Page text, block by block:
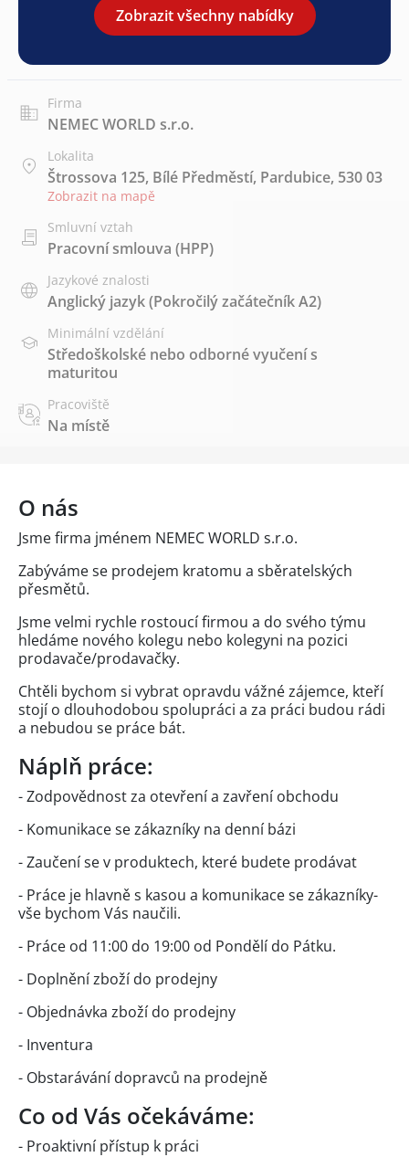
Zobrazit všechny nabídky
Firma
NEMEC WORLD s.r.o.
Lokalita
Štrossova 125, Bílé Předměstí, Pardubice, 530 03
Zobrazit na mapě
Smluvní vztah
Pracovní smlouva (HPP)
Jazykové znalosti
Anglický jazyk(Pokročilý začátečník A2)
Minimální vzdělání
Středoškolské nebo odborné vyučení s
maturitou
Pracoviště
Na místě
O nás
Jsme firma jménem NEMEC WORLD s.r.o.
Zabýváme se prodejem kratomu a sběratelských
přesmětů.
Jsme velmi rychle rostoucí firmou a do svého týmu
hledáme nového kolegu nebo kolegyni na pozici
prodavače/pro­davačky.
Chtěli bychom si vybrat opravdu vážné zájemce, kteří
stojí o dlouhodobou spolupráci a za práci budou rádi
a nebudou se práce bát.
Náplň práce:
- Zodpovědnost za otevření a zavření obchodu
- Komunikace se zákazníky na denní bázi
- Zaučení se v produktech, které budete prodávat
- Práce je hlavně s kasou a komunikace se zákazníky-
vše bychom Vás naučili.
- Práce od 11:00 do 19:00 od Pondělí do Pátku.
- Doplnění zboží do prodejny
- Objednávka zboží do prodejny
- Inventura
- Obstarávání dopravců na prodejně
Co od Vás očekáváme:
- Proaktivní přístup k práci